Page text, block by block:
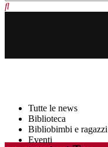
Tutte le news
Biblioteca
Bibliobimbi e ragazzi
Eventi